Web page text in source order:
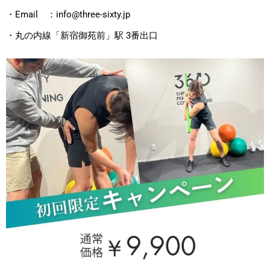
・Email ：info@three-sixty.jp
・丸の内線「新宿御苑前」駅 3番出口